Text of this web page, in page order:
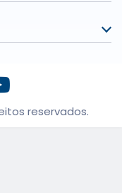
reservados.